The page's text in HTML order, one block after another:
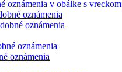
oznámenia v obálke s vreckom
oznámenia
oznámenia
oznámenia
oznámenia